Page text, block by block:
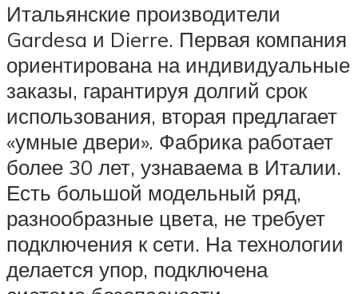
Итальянские производители
Gardesa и Dierre. Первая компания
ориентирована на индивидуальные
заказы, гарантируя долгий срок
использования, вторая предлагает
«умные двери». Фабрика работает
более 30 лет, узнаваема в Италии.
Есть большой модельный ряд,
разнообразные цвета, не требует
подключения к сети. На технологии
делается упор, подключена